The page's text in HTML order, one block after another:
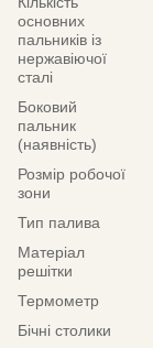
основних
пальників із
нержавіючої
сталі
Боковий
пальник
(наявність)
Розмір робочої
зони
Тип палива
Матеріал
решітки
Термометр
Бічні столики